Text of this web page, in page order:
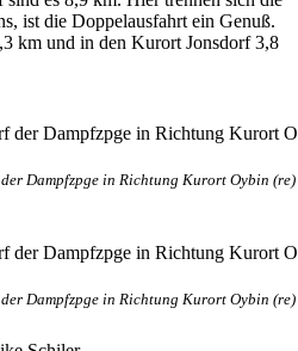
ist die Doppelausfahrt ein Genuß.
km und in den Kurort Jonsdorf 3,8
Dampfzpge in Richtung Kurort Oybin
Dampfzpge in Richtung Kurort Oybin